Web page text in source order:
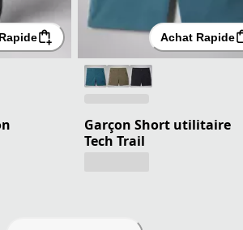
Achat Rapide
Garçon Short utilitaire
Tech Trail